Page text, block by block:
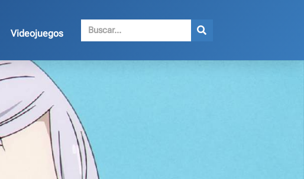
Videojuegos